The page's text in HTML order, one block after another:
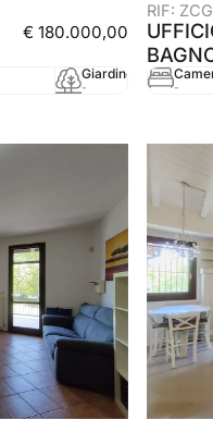
€ 180.000,00
Giardino
-
RIF:
-